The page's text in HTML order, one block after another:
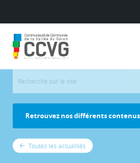
Retrouvez nos différents contenus
Toutes les actualités